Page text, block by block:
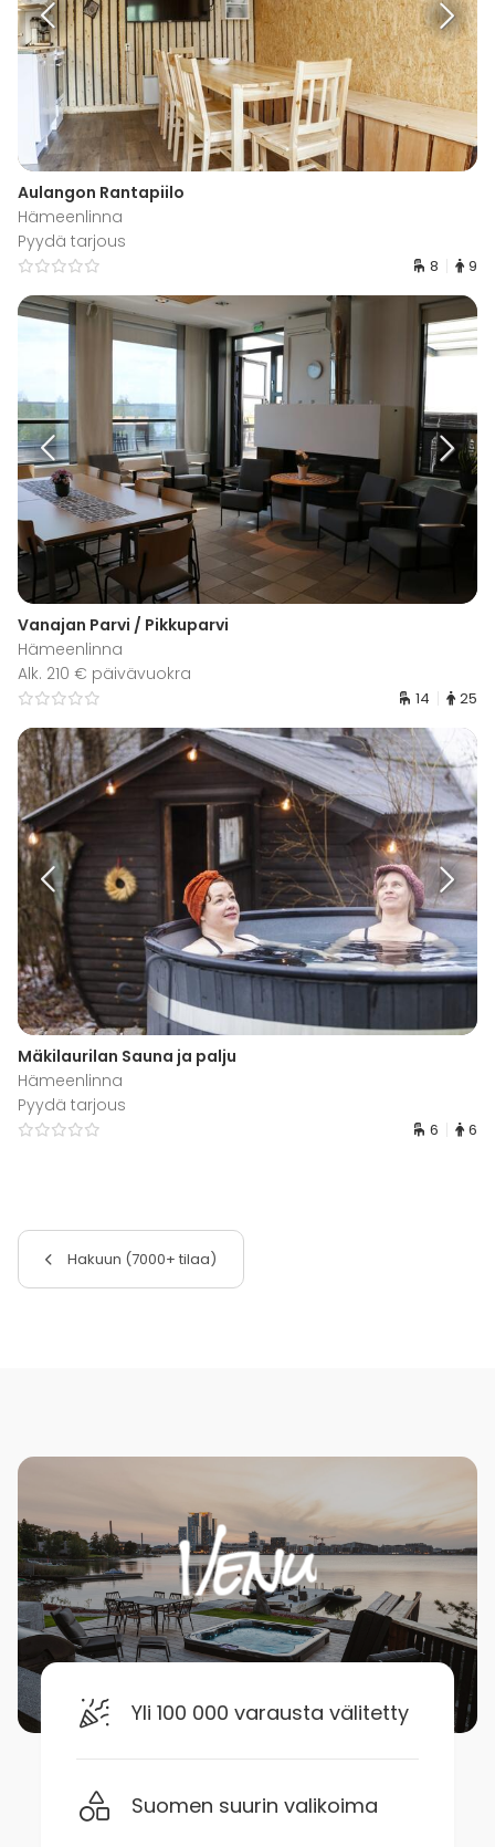
Aulangon Rantapiilo
Hämeenlinna
Pyydä tarjous
8 9
Vanajan Parvi / Pikkuparvi
Hämeenlinna
Alk. 210 € päivävuokra
14 25
Mäkilaurilan Sauna ja palju
Hämeenlinna
Pyydä tarjous
6 6
Hakuun (7000+ tilaa)
Yli 100 000 varausta välitetty
Suomen suurin valikoima